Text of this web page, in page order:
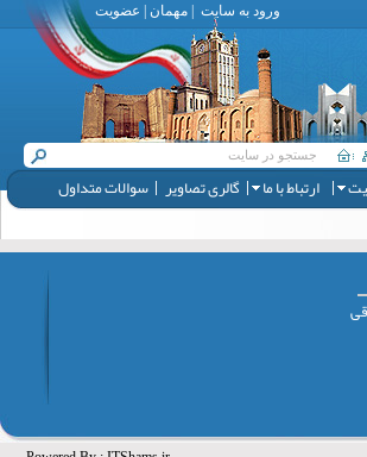
ورود به سایت مهمان عضویت
ارتباط با ما گالری تصاویر سوالات متداول